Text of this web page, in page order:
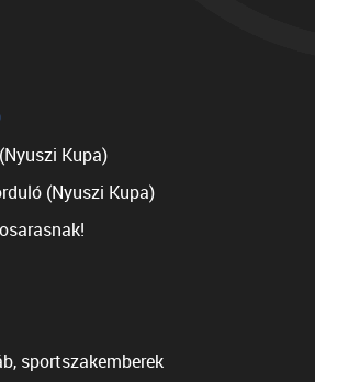
Kupa)
(Nyuszi Kupa)
sportszakemberek